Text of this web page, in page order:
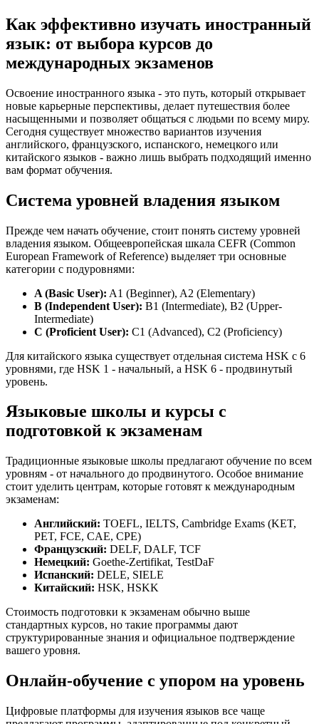
Как эффективно изучать иностранный
язык: от выбора курсов до
международных экзаменов
Освоение иностранного языка - это путь, который открывает
новые карьерные перспективы, делает путешествия более
насыщенными и позволяет общаться с людьми по всему миру.
Сегодня существует множество вариантов изучения
английского, французского, испанского, немецкого или
китайского языков - важно лишь выбрать подходящий именно
вам формат обучения.
Система уровней владения языком
Прежде чем начать обучение, стоит понять систему уровней
владения языком. Общеевропейская шкала CEFR (Common
European Framework of Reference) выделяет три основные
категории с подуровнями:
A (Basic User): A1 (Beginner), A2 (Elementary)
B (Independent User): B1 (Intermediate), B2 (Upper-
Intermediate)
C (Proficient User): C1 (Advanced), C2 (Proficiency)
Для китайского языка существует отдельная система HSK с 6
уровнями, где HSK 1 - начальный, а HSK 6 - продвинутый
уровень.
Языковые школы и курсы с
подготовкой к экзаменам
Традиционные языковые школы предлагают обучение по всем
уровням - от начального до продвинутого. Особое внимание
стоит уделить центрам, которые готовят к международным
экзаменам:
Английский: TOEFL, IELTS, Cambridge Exams (KET,
PET, FCE, CAE, CPE)
Французский: DELF, DALF, TCF
Немецкий: Goethe-Zertifikat, TestDaF
Испанский: DELE, SIELE
Китайский: HSK, HSKK
Стоимость подготовки к экзаменам обычно выше
стандартных курсов, но такие программы дают
структурированные знания и официальное подтверждение
вашего уровня.
Онлайн-обучение с упором на уровень
Цифровые платформы для изучения языков все чаще